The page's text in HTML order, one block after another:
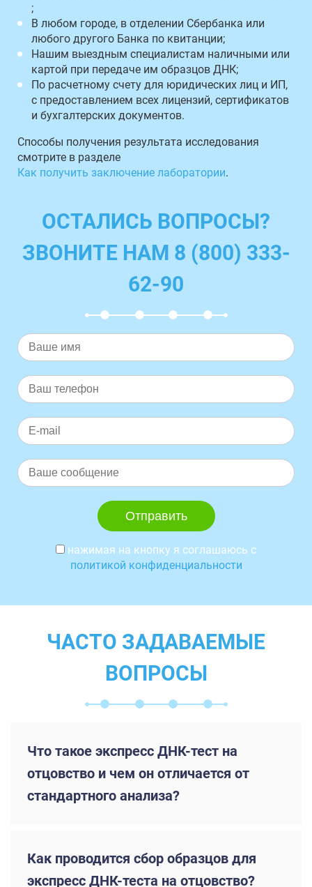
;
В любом городе, в отделении Сбербанка или
любого другого Банка по квитанции;
Нашим выездным специалистам наличными или
картой при передаче им образцов ДНК;
По расчетному счету для юридических лиц и ИП,
с предоставлением всех лицензий, сертификатов
и бухгалтерских документов.
Способы получения результата исследования
смотрите в разделе
Как получить заключение лаборатории.
ОСТАЛИСЬ ВОПРОСЫ?
ЗВОНИТЕ НАМ 8 (800) 333-
62-90
нажимая на кнопку я соглашаюсь с
политикой конфиденциальности
ЧАСТО ЗАДАВАЕМЫЕ
ВОПРОСЫ
Что такое экспресс ДНК-тест на
отцовство и чем он отличается от
стандартного анализа?
Как проводится сбор образцов для
экспресс ДНК-теста на отцовство?